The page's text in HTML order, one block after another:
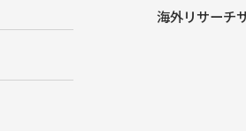
海外リサーチ